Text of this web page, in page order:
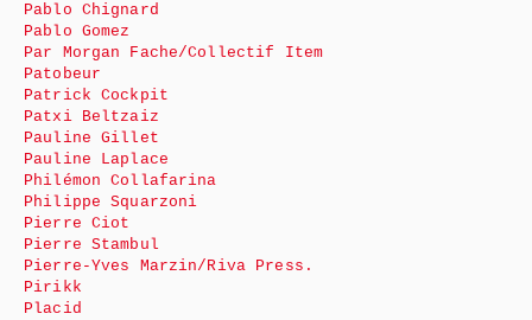
Pablo Chignard
Pablo Gomez
Par Morgan Fache/Collectif Item
Patobeur
Patrick Cockpit
Patxi Beltzaiz
Pauline Gillet
Pauline Laplace
Philémon Collafarina
Philippe Squarzoni
Pierre Ciot
Pierre Stambul
Pierre-Yves Marzin/Riva Press.
Pirikk
Placid